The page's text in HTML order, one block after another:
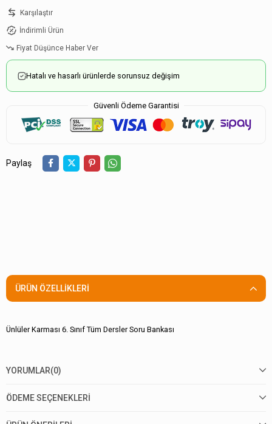
Karşılaştır
İndirimli Ürün
Fiyat Düşünce Haber Ver
Hatalı ve hasarlı ürünlerde sorunsuz değişim
Güvenli Ödeme Garantisi
Paylaş
ÜRÜN ÖZELLIKLERI
Ünlüler Karması 6. Sınıf Tüm Dersler Soru Bankası
YORUMLAR(0)
ÖDEME SEÇENEKLERI